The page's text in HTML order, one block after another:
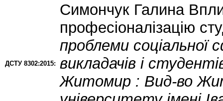
ДСТУ 8302:2015:
Симончук Галина
професіоналізацію
проблеми соціальної
викладачів і
Житомир : Вид-во